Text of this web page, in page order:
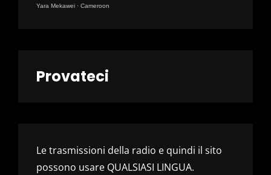
Yara Mekawei · Cameroon
Provateci
Le trasmissioni della radio e quindi il sito
possono usare QUALSIASI LINGUA.